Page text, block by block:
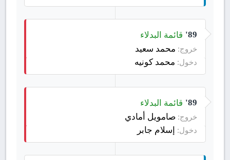
89' قائمة البدلاء
خروج: محمد سعيد
دخول: محمد كونيه
89' قائمة البدلاء
خروج: صامويل أمادي
دخول: إسلام جابر